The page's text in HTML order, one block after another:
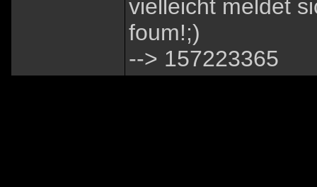
vielleicht meldet
foum!;)
--> 157223365